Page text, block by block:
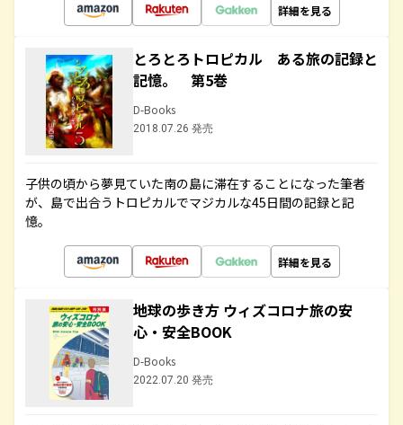
詳細を見る
とろとろトロピカル ある旅の記録と
記憶。 第5巻
D-Books
2018.07.26 発売
子供の頃から夢見ていた南の島に滞在することになった筆者
が、島で出合うトロピカルでマジカルな45日間の記録と記
憶。
詳細を見る
地球の歩き方 ウィズコロナ旅の安
心・安全BOOK
D-Books
2022.07.20 発売